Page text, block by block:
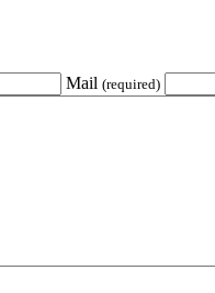
Mail (required)